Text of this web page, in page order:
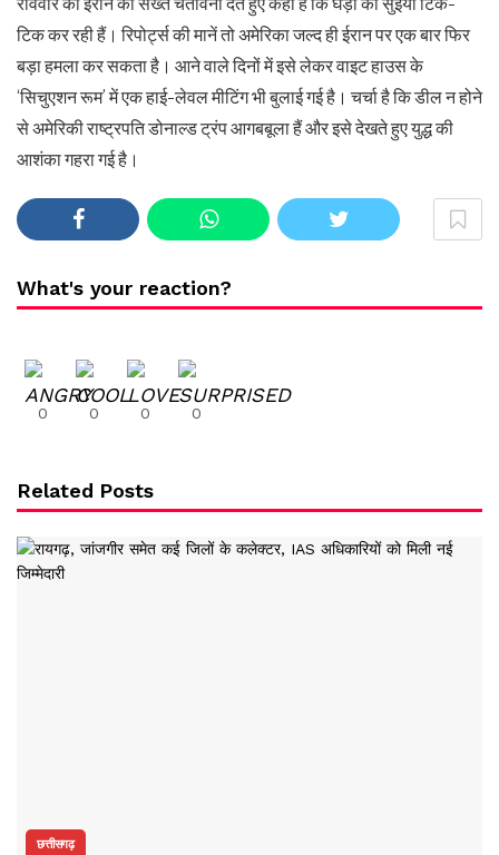
टिक कर रही हैं। रिपोर्ट्स की मानें तो अमेरिका जल्द ही ईरान पर एक बार फिर
बड़ा हमला कर सकता है। आने वाले दिनों में इसे लेकर वाइट हाउस के
‘सिचुएशन रूम’ में एक हाई-लेवल मीटिंग भी बुलाई गई है। चर्चा है कि डील न होने
से अमेरिकी राष्ट्रपति डोनाल्ड ट्रंप आगबबूला हैं और इसे देखते हुए युद्ध की
आशंका गहरा गई है।
What's your reaction?
0 0 0 0
Related Posts
छत्तीसगढ़